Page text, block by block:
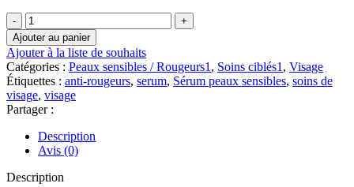
quantité
de
MATIS
PARIS
Réponse
Délicate-
SERUM
30
ML
Ajouter au panier
Ajouter à la liste de souhaits
Catégories : Peaux sensibles / Rougeurs1 , Soins ciblés1 , Visage
Étiquettes : anti-rougeurs, serum, Sérum peaux sensibles, soins de
visage, visage
Partager :
Description
Avis (0)
Description